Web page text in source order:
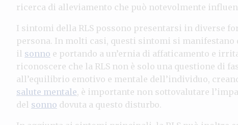
ricerca di alleviamento che può notevolmente
I sintomi della RLS possono presentarsi in diverse
persona. In molti casi, questi sintomi si manifestano
il sonno e portando a un’ernia di affaticamento e
riconoscere che la RLS non è solo una questione di
all’equilibrio emotivo e mentale dell’individuo,
salute mentale, è importante non sottovalutare
del sonno dovuta a questo disturbo.